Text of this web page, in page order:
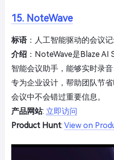
15. NoteWave
标语：人工智能驱动的会议记
介绍 ：NoteWave是Blaze
智能会议助手，能够实时录
专为企业设计，帮助团队节
会议中不会错过重要信息。
产品网站: 立即访问
Product Hunt: View on